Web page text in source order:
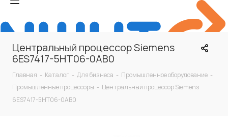
Центральный процессор Siemens
6ES7417-5HT06-0AB0
Главная - Каталог - Для бизнеса - Промышленное оборудование -
Промышленные процессоры - Центральный процессор Siemens
6ES7417-5HT06-0AB0